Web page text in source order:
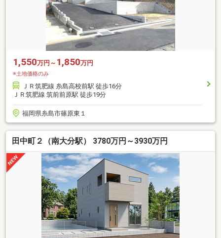
1,550万円～ 1,850万円
※土地価格のみ
ＪＲ筑肥線 糸島高校前駅 徒歩16分
ＪＲ筑肥線 筑前前原駅 徒歩19分
福岡県糸島市篠原東１
田中町２（南大分駅） 3780万円～3930万円